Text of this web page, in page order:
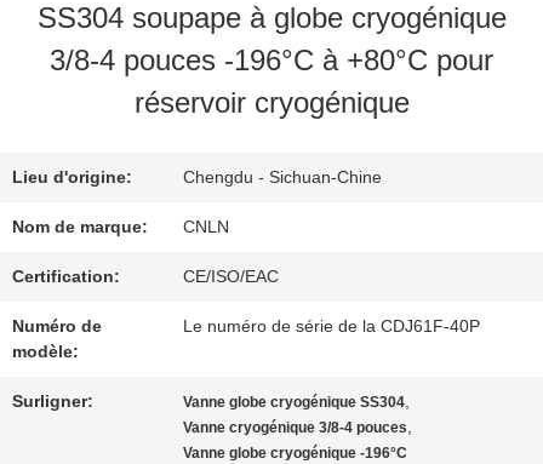
DE
NOUS
VISITE
D'USINE
CONTRÔLE
DE
QUALITÉ
SS304 soupape à globe cryogénique
3/8-4 pouces -196°C à +80°C pour
réservoir cryogénique
Lieu d'origine: Chengdu - Sichuan-Chine
Nom de marque: CNLN
Certification: CE/ISO/EAC
Numéro de
modèle:
Le numéro de série de la CDJ61F-40P
Surligner: Vanne globe cryogénique SS304,
Vanne cryogénique 3/8-4 pouces,
Vanne globe cryogénique -196°C